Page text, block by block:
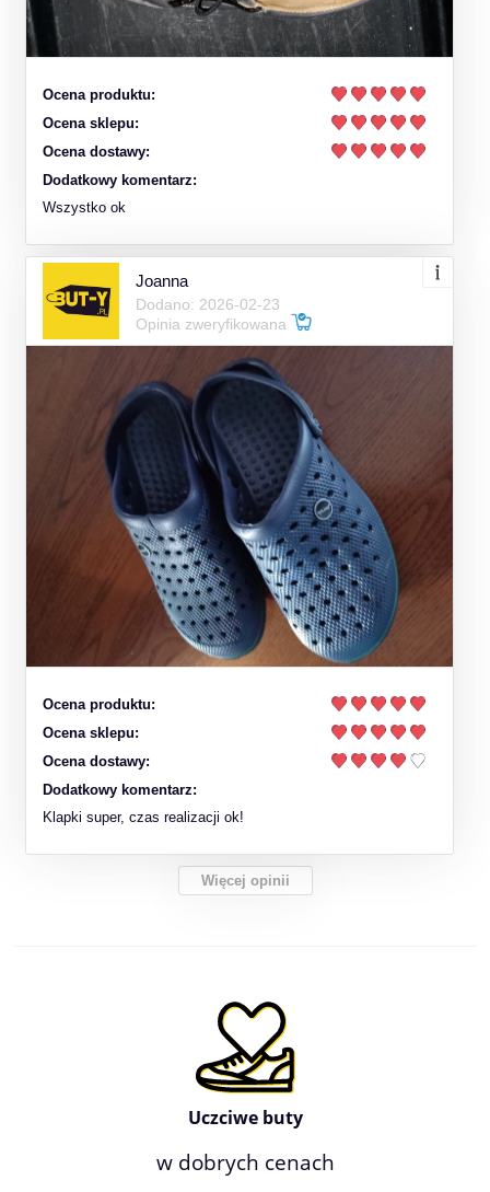
Ocena produktu:
Ocena sklepu:
Ocena dostawy:
Dodatkowy komentarz:
Wszystko ok
Joanna
Dodano: 2026-02-23
Opinia zweryfikowana
Ocena produktu:
Ocena sklepu:
Ocena dostawy:
Dodatkowy komentarz:
Klapki super, czas realizacji ok!
Więcej opinii
Uczciwe buty
w dobrych cenach